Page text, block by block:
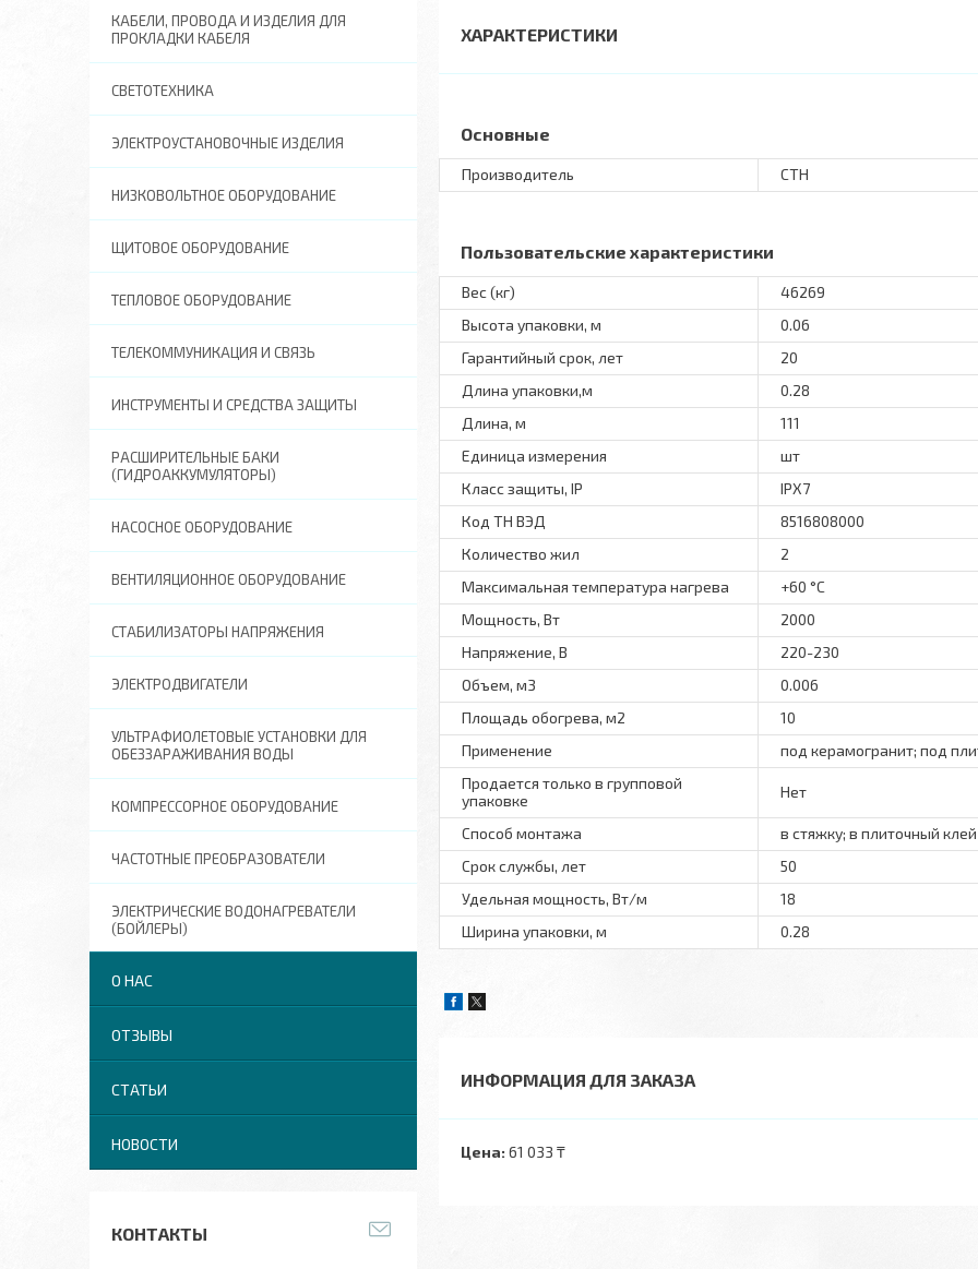
ХАРАКТЕРИСТИКИ
Основные
Производитель СТН
Пользовательские характеристики
Вес (кг)
46269
Высота упаковки, м
0.06
Гарантийный срок, лет
20
Длина упаковки,м
0.28
Длина, м
111
Единица измерения
шт
Класс защиты, IP
IPX7
Код ТН ВЭД
8516808000
Количество жил
2
Максимальная температура нагрева
+60 °С
Мощность, Вт
2000
Напряжение, В
220-230
Объем, м3
0.006
Площадь обогрева, м2
10
Применение
под керамогранит; под
Продается только в групповой
упаковке
Нет
Способ монтажа
в стяжку; в плиточный клей
Срок службы, лет
50
Удельная мощность, Вт/м
18
Ширина упаковки, м
0.28
ИНФОРМАЦИЯ ДЛЯ ЗАКАЗА
Цена: 61 033 ₸
КАБЕЛИ, ПРОВОДА И ИЗДЕЛИЯ ДЛЯ
ПРОКЛАДКИ КАБЕЛЯ
СВЕТОТЕХНИКА
ЭЛЕКТРОУСТАНОВОЧНЫЕ ИЗДЕЛИЯ
НИЗКОВОЛЬТНОЕ ОБОРУДОВАНИЕ
ЩИТОВОЕ ОБОРУДОВАНИЕ
ТЕПЛОВОЕ ОБОРУДОВАНИЕ
ТЕЛЕКОММУНИКАЦИЯ И СВЯЗЬ
ИНСТРУМЕНТЫ И СРЕДСТВА ЗАЩИТЫ
РАСШИРИТЕЛЬНЫЕ БАКИ
(ГИДРОАККУМУЛЯТОРЫ)
НАСОСНОЕ ОБОРУДОВАНИЕ
ВЕНТИЛЯЦИОННОЕ ОБОРУДОВАНИЕ
СТАБИЛИЗАТОРЫ НАПРЯЖЕНИЯ
ЭЛЕКТРОДВИГАТЕЛИ
УЛЬТРАФИОЛЕТОВЫЕ УСТАНОВКИ ДЛЯ
ОБЕЗЗАРАЖИВАНИЯ ВОДЫ
КОМПРЕССОРНОЕ ОБОРУДОВАНИЕ
ЧАСТОТНЫЕ ПРЕОБРАЗОВАТЕЛИ
ЭЛЕКТРИЧЕСКИЕ ВОДОНАГРЕВАТЕЛИ
(БОЙЛЕРЫ)
О НАС
ОТЗЫВЫ
СТАТЬИ
НОВОСТИ
КОНТАКТЫ